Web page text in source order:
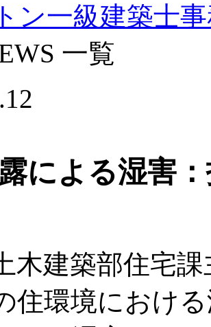
ン一級建築士
一覧
による湿害
木建築部住宅
住環境におけ